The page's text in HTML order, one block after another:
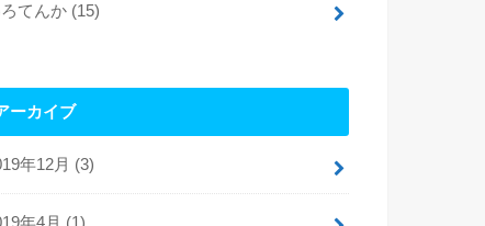
てんか (15)
ーカイブ
年12月 (3)
年4月 (1)